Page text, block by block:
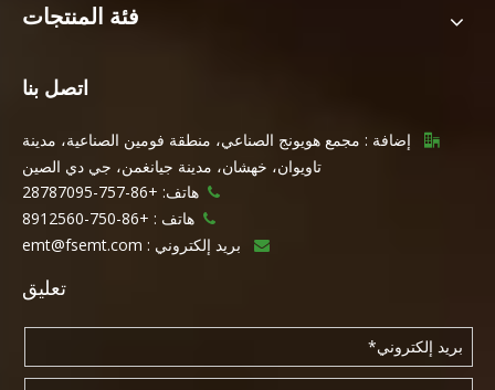
فئة المنتجات
اتصل بنا

إضافة : مجمع هويونج الصناعي، منطقة فومين الصناعية، مدينة
تاويوان، خهشان، مدينة جيانغمن، جي دي الصين
 هاتف: +86-757-28787095
 هاتف : +86-750-8912560
 بريد إلكتروني : emt@fsemt.com
تعليق